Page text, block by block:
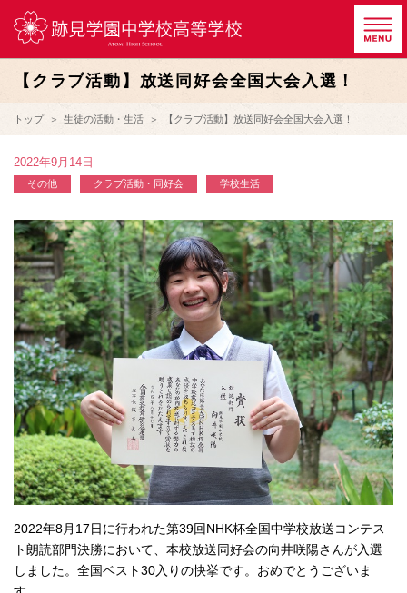
【クラブ活動】放送同好会全国大会入選！
トップ 生徒の活動・生活 【クラブ活動】放送同好会全国大会入選！
2022年9月14日
その他 クラブ活動・同好会 学校生活
2022年8月17日に行われた第39回NHK杯全国中学校放送コンテス
ト朗読部門決勝において、本校放送同好会の向井咲陽さんが入選
しました。全国ベスト30入りの快挙です。おめでとうございま